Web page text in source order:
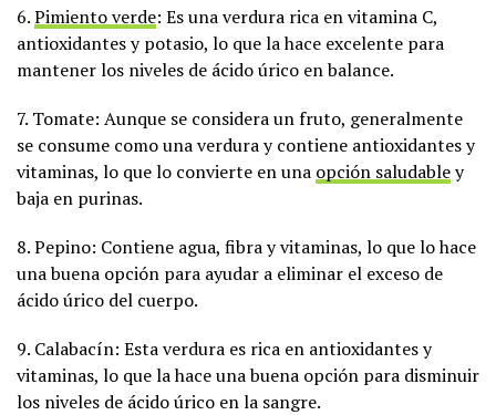
6.Pimiento verde: Es una verdura rica en vitamina C,
antioxidantes y potasio, lo que la hace excelente para
mantener los niveles de ácido úrico en balance.
7. Tomate: Aunque se considera un fruto, generalmente
se consume como una verdura y contiene antioxidantes y
vitaminas, lo que lo convierte en una opción saludabley
baja en purinas.
8. Pepino: Contiene agua, fibra y vitaminas, lo que lo hace
una buena opción para ayudar a eliminar el exceso de
ácido úrico del cuerpo.
9. Calabacín: Esta verdura es rica en antioxidantes y
vitaminas, lo que la hace una buena opción para disminuir
los niveles de ácido úrico en la sangre.